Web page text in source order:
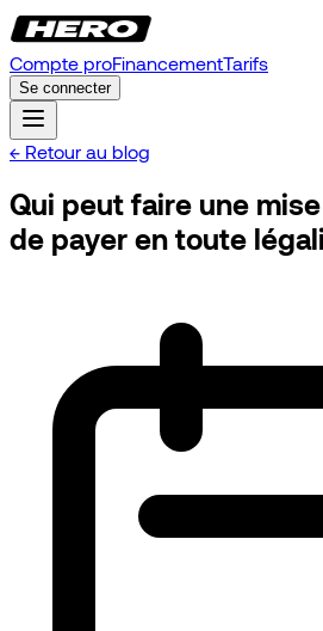
Compte proFinancementTarifs
Se connecter
← Retour au blog
Qui peut faire une
de payer en toute